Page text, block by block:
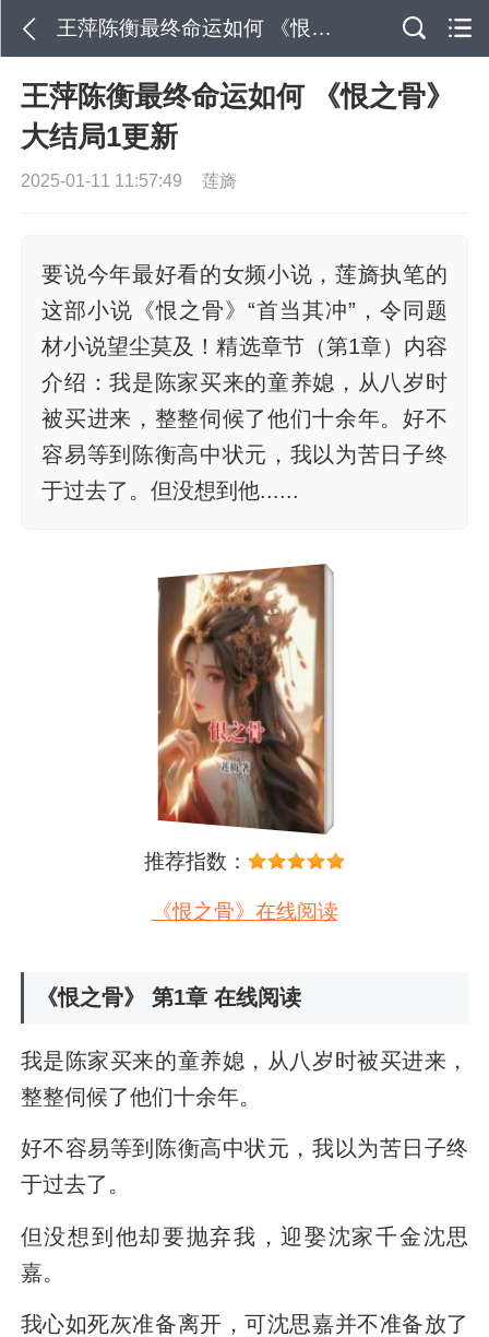
王萍陈衡最终命运如何 《恨之骨》大结局1更新
王萍陈衡最终命运如何 《恨之骨》
大结局1更新
2025-01-11 11:57:49 莲旖
要说今年最好看的女频小说，莲旖执笔的
这部小说《恨之骨》“首当其冲”，令同题
材小说望尘莫及！精选章节（第1章）内容
介绍：我是陈家买来的童养媳，从八岁时
被买进来，整整伺候了他们十余年。好不
容易等到陈衡高中状元，我以为苦日子终
于过去了。但没想到他......
推荐指数：
《恨之骨》在线阅读
《恨之骨》 第1章 在线阅读
我是陈家买来的童养媳，从八岁时被买进来，
整整伺候了他们十余年。
好不容易等到陈衡高中状元，我以为苦日子终
于过去了。
但没想到他却要抛弃我，迎娶沈家千金沈思
嘉。
我心如死灰准备离开，可沈思嘉并不准备放了